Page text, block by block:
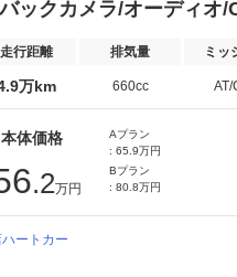
ックカメラ/オーディオ/
走行距離 排気量 ミッ
万km 660cc AT/
本体価格
.2万円
Aプラン
: 65.9万円
Bプラン
: 80.8万円
ートカー